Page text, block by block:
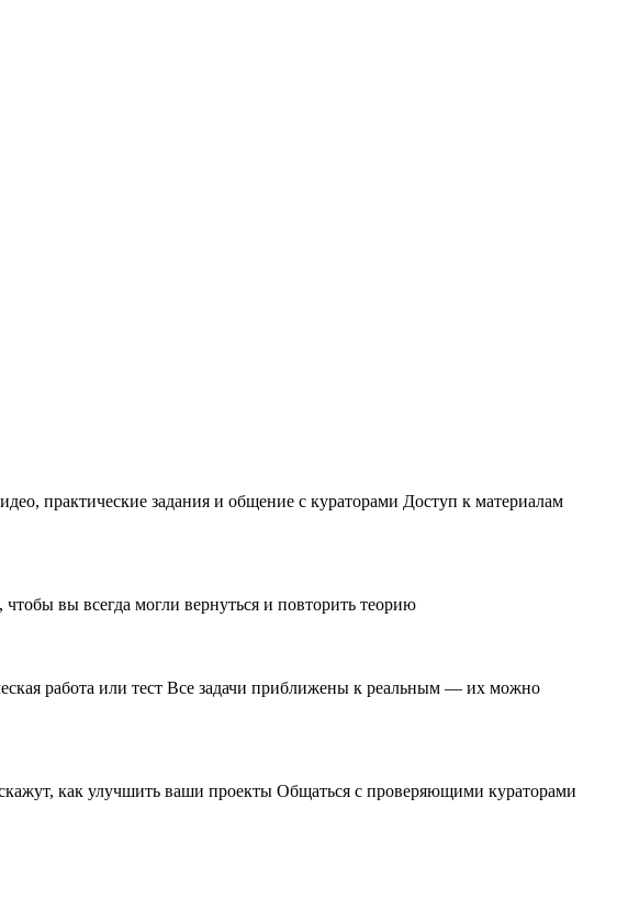
практические задания и общение с кураторами Доступ к материалам
вы всегда могли вернуться и повторить теорию
работа или тест Все задачи приближены к реальным — их можно
как улучшить ваши проекты Общаться с проверяющими кураторами